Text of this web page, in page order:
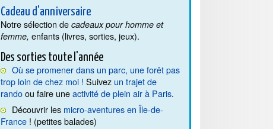
Cadeau d'anniversaire
Notre sélection decadeaux pour homme et
femme, enfants (livres, sorties, jeux).
Des sorties toute l'année
Où se promener dans un parc, une forêt pas
trop loin de chez moi ! Suivez un trajet de
randoou faire uneactivité de plein air à Paris.
Découvrir les micro-aventures en Île-de-
France ! (petites balades)